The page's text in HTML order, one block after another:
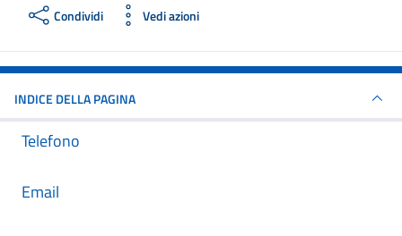
Condividi Vedi azioni
INDICE DELLA PAGINA
Telefono
Email